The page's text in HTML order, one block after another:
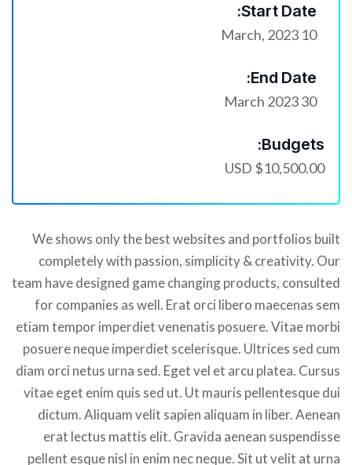
Start Date:
10 March, 2023
End Date:
30 March 2023
Budgets:
$10,500.00 USD
We shows only the best websites and portfolios built
completely with passion, simplicity & creativity. Our
team have designed game changing products, consulted
for companies as well. Erat orci libero maecenas sem
etiam tempor imperdiet venenatis posuere. Vitae morbi
posuere neque imperdiet scelerisque. Ultrices sed cum
diam orci netus urna sed. Eget vel et arcu platea. Cursus
vitae eget enim quis sed ut. Ut mauris pellentesque dui
dictum. Aliquam velit sapien aliquam in liber. Aenean
erat lectus mattis elit. Gravida aenean suspendisse
pellent esque nisl in enim nec neque. Sit ut velit at urna